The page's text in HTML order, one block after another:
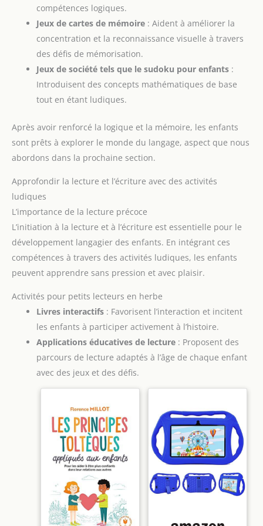
à dessin enfant pour
écrire, épeler, compter et
plus encore, ce qui
éducative, préscolaire et
d’apprentissage à domicile.
De plus, les parents
peuvent également
dessiner sur la planche à
dessin et jouer à des jeux
enfants pour améliorer la
ressentir l’amour et la
compagnie de leurs
parents et promouvoir
l’harmonie de
l’atmosphère familiale.
compétences logiques.
Jeux de cartes de mémoire : Aident à améliorer la
concentration et la reconnaissance visuelle à travers
des défis de mémorisation.
Jeux de société tels que le sudoku pour enfants :
Introduisent des concepts mathématiques de base
tout en étant ludiques.
Après avoir renforcé la logique et la mémoire, les enfants
sont prêts à explorer le monde du langage, aspect que nous
abordons dans la prochaine section.
Approfondir la lecture et l’écriture avec des activités
ludiques
L’importance de la lecture précoce
L’initiation à la lecture et à l’écriture est essentielle pour le
développement langagier des enfants. En intégrant ces
compétences à travers des activités ludiques, les enfants
peuvent apprendre sans pression et avec plaisir.
Activités pour petits lecteurs en herbe
Livres interactifs : Favorisent l’interaction et incitent
les enfants à participer activement à l’histoire.
Applications éducatives de lecture : Proposent des
parcours de lecture adaptés à l’âge de chaque enfant
avec des jeux et des défis.